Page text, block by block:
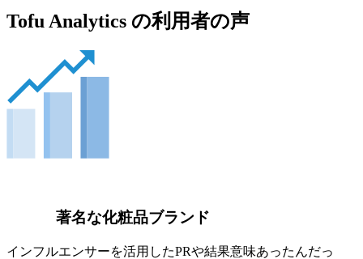
Tofu Analytics の利用者の声
著名な化粧品ブランド
インフルエンサーを活用したPRや結果意味あったんだっ